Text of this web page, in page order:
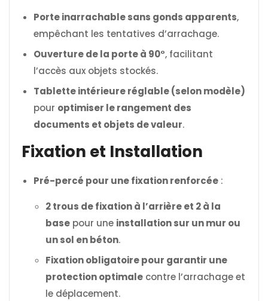
Porte inarrachable sans gonds apparents,
empêchant les tentatives d’arrachage.
Ouverture de la porte à 90°, facilitant
l’accès aux objets stockés.
Tablette intérieure réglable (selon modèle)
pour optimiser le rangement des
documents et objets de valeur.
Fixation et Installation
Pré-percé pour une fixation renforcée :
2 trous de fixation à l’arrière et 2 à la
base pour une installation sur un mur ou
un sol en béton.
Fixation obligatoire pour garantir une
protection optimale contre l’arrachage et
le déplacement.